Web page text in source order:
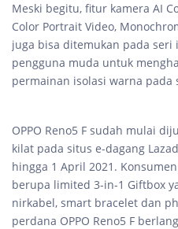
Meski begitu, fitur kamera AI
Color Portrait Video,
juga bisa ditemukan pada
pengguna muda untuk
permainan isolasi warna pada
OPPO Reno5 F sudah mulai
kilat pada situs e-dagang
hingga 1 April 2021.
berupa limited 3-in-1 Giftbox
nirkabel, smart bracelet dan
perdana OPPO Reno5 F